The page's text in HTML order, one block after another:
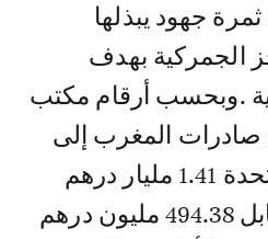
ثمرة جهود يبذلها
الجمركية بهدف
.وبحسب أرقام مكتب
المغرب إلى
الإمارات العربية المتحدة 1.41 مليار درهم
خلال سنة 2022، مقابل 494.38 مليون درهم